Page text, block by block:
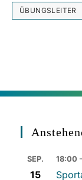
ÜBUNGSLEITER
SEP.
15
18:00